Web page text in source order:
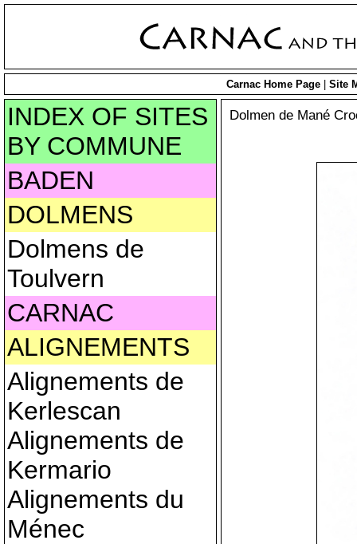
Carnac Home Page| Site
INDEX OF SITES
BY COMMUNE
BADEN
DOLMENS
Dolmens de
Toulvern
CARNAC
ALIGNEMENTS
Alignements de
Kerlescan
Alignements de
Kermario
Alignements du
Ménec
Dolmen de Mané